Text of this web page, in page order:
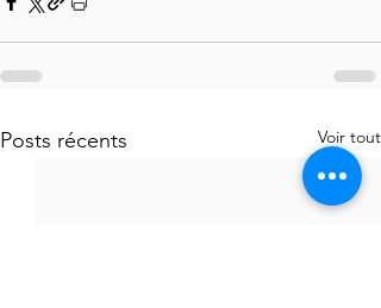
Posts récents Voir tout